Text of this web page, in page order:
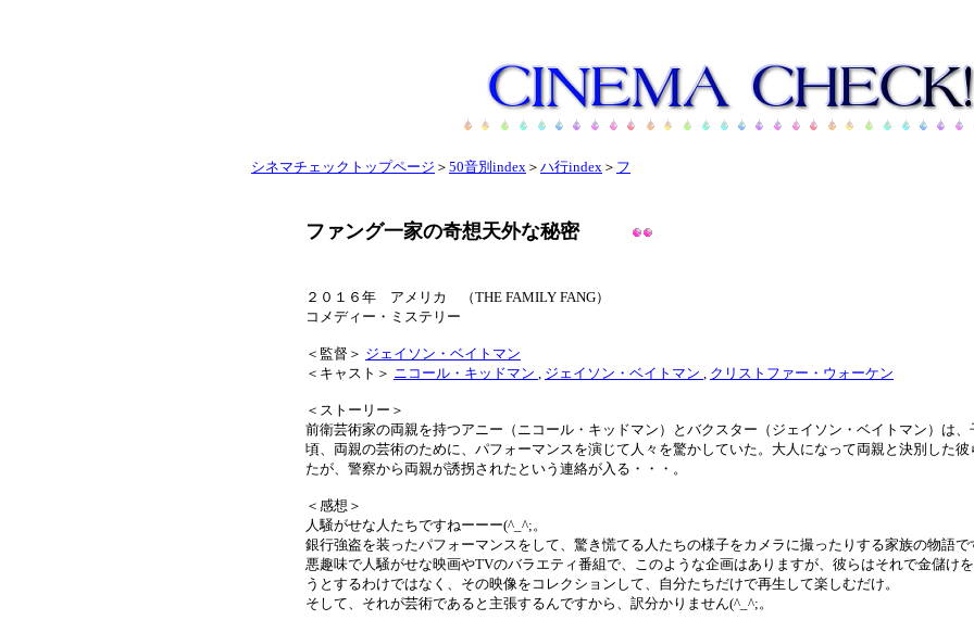
シネマチェックトップページ ＞ 50音別index ＞ ハ行index ＞ フ
ファング一家の奇想天外な秘密
２０１６年 アメリカ （THE FAMILY FANG）
コメディー・ミステリー
＜監督＞ ジェイソン・ベイトマン
＜キャスト＞ ニコール・キッドマン , ジェイソン・ベイトマン , クリストファー・ウォーケン
＜ストーリー＞
前衛芸術家の両親を持つアニー（ニコール・キッドマン）とバクスター（ジェイソン・ベイトマン）は、
頃、両親の芸術のために、パフォーマンスを演じて人々を驚かしていた。大人になって両親と決別した彼
たが、警察から両親が誘拐されたという連絡が入る・・・。
＜感想＞
人騒がせな人たちですねーーー(^_^;。
銀行強盗を装ったパフォーマンスをして、驚き慌てる人たちの様子をカメラに撮ったりする家族の物語で
悪趣味で人騒がせな映画やTVのバラエティ番組で、このような企画はありますが、彼らはそれで金儲けを
うとするわけではなく、その映像をコレクションして、自分たちだけで再生して楽しむだけ。
そして、それが芸術であると主張するんですから、訳分かりません(^_^;。